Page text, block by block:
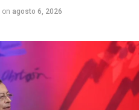
on agosto 6, 2026